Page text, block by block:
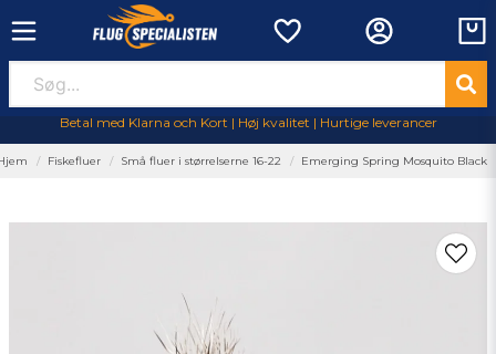
Betal med Klarna och Kort | Høj kvalitet | Hurtige leverancer
Fiskefluer Små fluer i størrelserne 16-22 Emerging Spring Mosquito Black